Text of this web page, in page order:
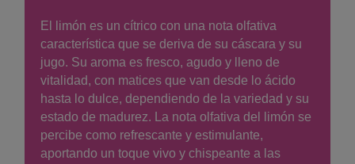
El limón es un cítrico con una nota olfativa
característica que se deriva de su cáscara y su
jugo. Su aroma es fresco, agudo y lleno de
vitalidad, con matices que van desde lo ácido
hasta lo dulce, dependiendo de la variedad y su
estado de madurez. La nota olfativa del limón se
percibe como refrescante y estimulante,
aportando un toque vivo y chispeante a las